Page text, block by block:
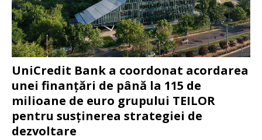
UniCredit Bank a coordonat acordarea
unei finanțări de până la 115 de
milioane de euro grupului TEILOR
pentru susținerea strategiei de
dezvoltare